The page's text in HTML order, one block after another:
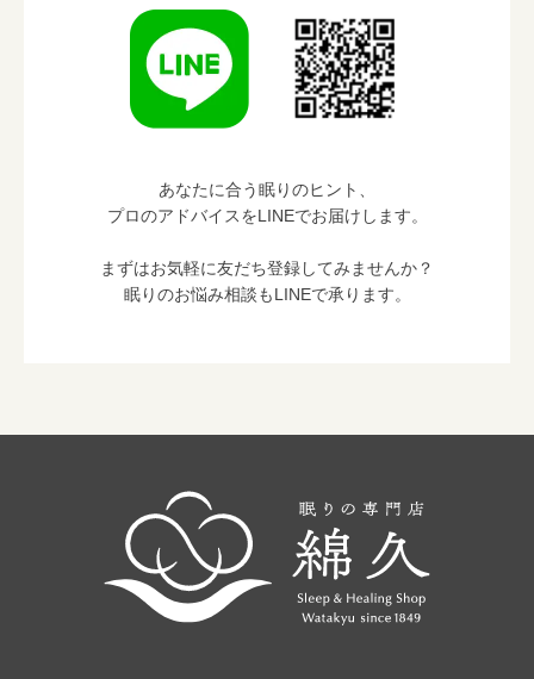
あなたに合う眠りのヒント、
プロのアドバイスをLINEでお届けします。
まずはお気軽に友だち登録してみませんか？
眠りのお悩み相談もLINEで承ります。